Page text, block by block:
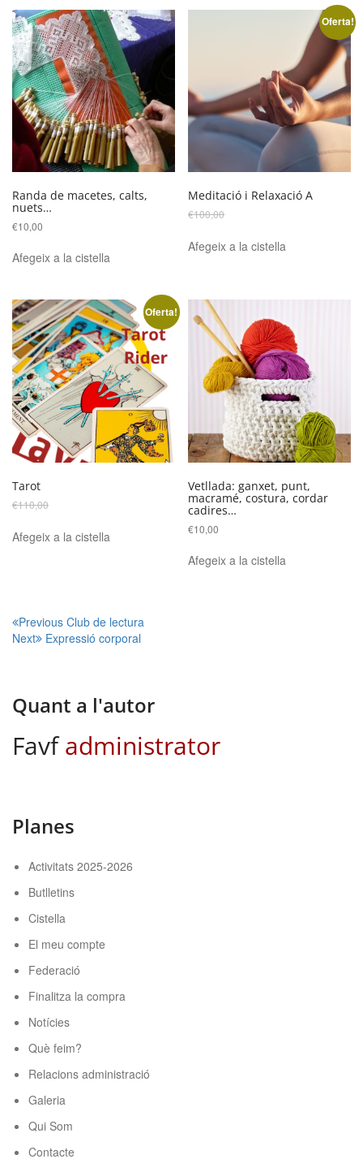
Randa de macetes, calts,
nuets…
€10,00
Afegeix a la cistella
Oferta!
Meditació i Relaxació A
€100,00
original
era:
actual
és:
Afegeix a la cistella
Oferta!
Tarot
€110,00
original
era:
actual
és:
Afegeix a la cistella
Vetllada: ganxet, punt,
macramé, costura, cordar
cadires…
€10,00
Afegeix a la cistella
Navegació
d'entrades
Previous Club de lectura
Next
Expressió corporal
Quant a l'autor
Favfadministrator
Planes
Activitats 2025-2026
Butlletins
Cistella
El meu compte
Federació
Finalitza la compra
Notícies
Què feim?
Relacions administració
Galeria
Qui Som
Contacte